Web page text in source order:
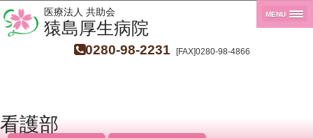
MENU
医療法人 共助会
猿島厚生病院
0280-98-2231 [FAX]0280-98-4866
看護部